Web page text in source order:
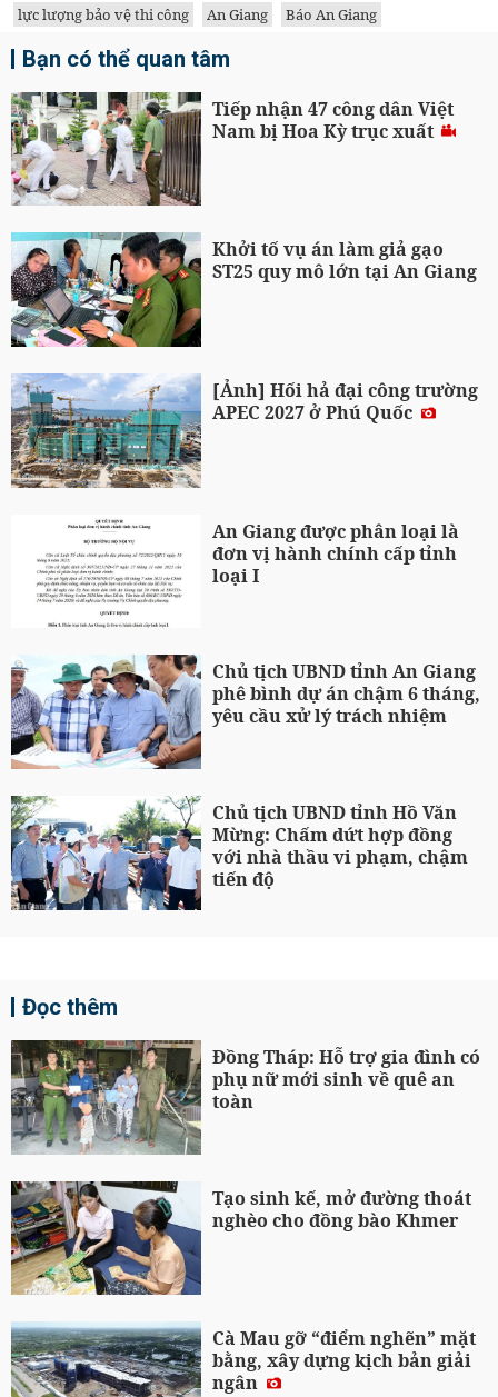
lực lượng bảo vệ thi công An Giang Báo An Giang
Bạn có thể quan tâm
Tiếp nhận 47 công dân Việt
Nam bị Hoa Kỳ trục xuất
Khởi tố vụ án làm giả gạo
ST25 quy mô lớn tại An Giang
[Ảnh] Hối hả đại công trường
APEC 2027 ở Phú Quốc
An Giang được phân loại là
đơn vị hành chính cấp tỉnh
loại I
Chủ tịch UBND tỉnh An Giang
phê bình dự án chậm 6 tháng,
yêu cầu xử lý trách nhiệm
Chủ tịch UBND tỉnh Hồ Văn
Mừng: Chấm dứt hợp đồng
với nhà thầu vi phạm, chậm
tiến độ
Đọc thêm
Đồng Tháp: Hỗ trợ gia đình có
phụ nữ mới sinh về quê an
toàn
Tạo sinh kế, mở đường thoát
nghèo cho đồng bào Khmer
Cà Mau gỡ “điểm nghẽn” mặt
bằng, xây dựng kịch bản giải
ngân